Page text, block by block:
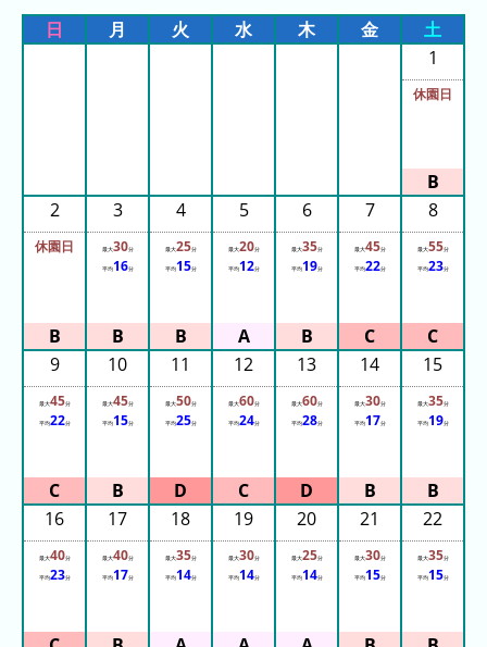
ラ
ン
待
ち
グ
ラ
フ
今
日
ま
で
の
混
フ
直
近
週
日 月 火 水 木 金
土
1
休園日
2
休園日
3
最大30分
平均16分
4
最大25分
平均15分
5
最大20分
平均12分
6
最大35分
平均19分
7
最大45分
平均22分
8
最大55分
平均23分
9
最大45分
平均22分
10
最大45分
平均15分
11
最大50分
平均25分
12
最大60分
平均24分
13
最大60分
平均28分
14
最大30分
平均17分
15
最大35分
平均19分
16
最大40分
平均23分
17
最大40分
平均17分
18
最大35分
平均14分
19
最大30分
平均14分
20
最大25分
平均14分
21
最大30分
平均15分
22
最大35分
平均15分